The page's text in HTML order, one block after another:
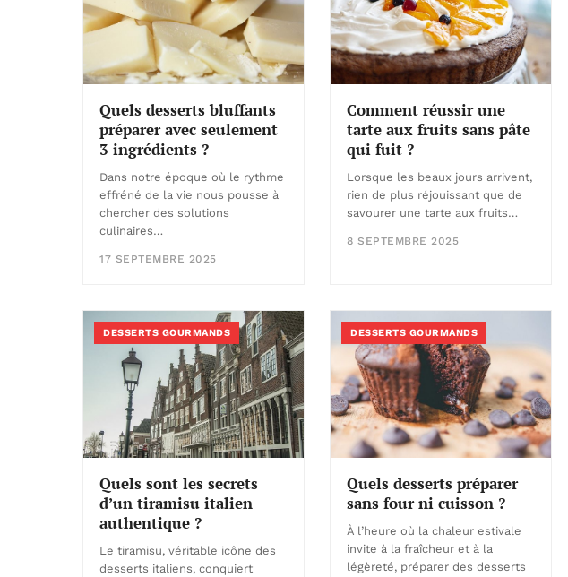
Quels desserts bluffants
préparer avec seulement
3 ingrédients ?
Dans notre époque où le rythme
effréné de la vie nous pousse à
chercher des solutions
culinaires…
17 SEPTEMBRE 2025
Comment réussir une
tarte aux fruits sans pâte
qui fuit ?
Lorsque les beaux jours arrivent,
rien de plus réjouissant que de
savourer une tarte aux fruits…
8 SEPTEMBRE 2025
DESSERTS GOURMANDS
Quels sont les secrets
d’un tiramisu italien
authentique ?
Le tiramisu, véritable icône des
desserts italiens, conquiert
DESSERTS GOURMANDS
Quels desserts préparer
sans four ni cuisson ?
À l’heure où la chaleur estivale
invite à la fraîcheur et à la
légèreté, préparer des desserts